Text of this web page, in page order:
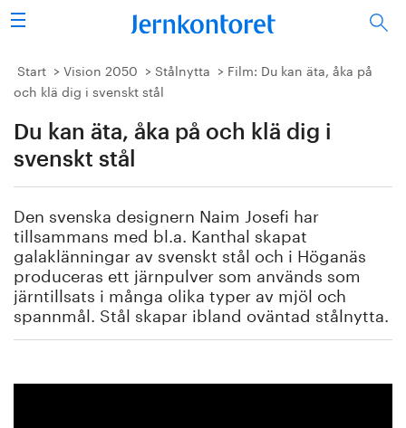
Sök
Stålindustrin
Forskning/utbildning
Energi/miljö
Vi tycker
Publicerat
Bildbank
Om oss
Start Vision 2050 Stålnytta
Film: Du kan äta, åka på
och klä dig i svenskt stål
Du kan äta, åka på och klä dig i
svenskt stål
Den svenska designern Naim Josefi har
tillsammans med bl.a. Kanthal skapat
galaklänningar av svenskt stål och i Höganäs
produceras ett järnpulver som används som
järntillsats i många olika typer av mjöl och
spannmål. Stål skapar ibland oväntad stålnytta.